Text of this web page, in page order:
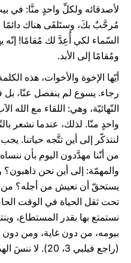
لأصدقائه ولكلِّ واحدٍ منَّا: في
مُرحَّبٌ بكَ، وستَلقَى هناك دائمًا
السّماء لكي أُعِدَّ لك مُقامًا! إنّه
ومُقامًا إلى الأبد.
أيّها الإخوة والأخوات، هذه
رجاء. يسوع لم ينفصل عنّا، بل
النّهائيّة، وهي: اللقاء مع الله
واحدٍ منّا. لذلك، عندما نشعر
لنتذكّر إلى أين تتَّجه حياتنا.
من أنّنا مهدَّدون اليوم بأن
والمهمّة: إلى أين نحن
يستحقّ أن نعيش من أجله؟ من
تحت ثقل الحياة في الوقت
نستمتع بها بقدر المستطاع،
بيومه، من دون غاية، ومن
(راجع فيلبي 3، 20). لا ننسَ الهدف الكبير والجميل.